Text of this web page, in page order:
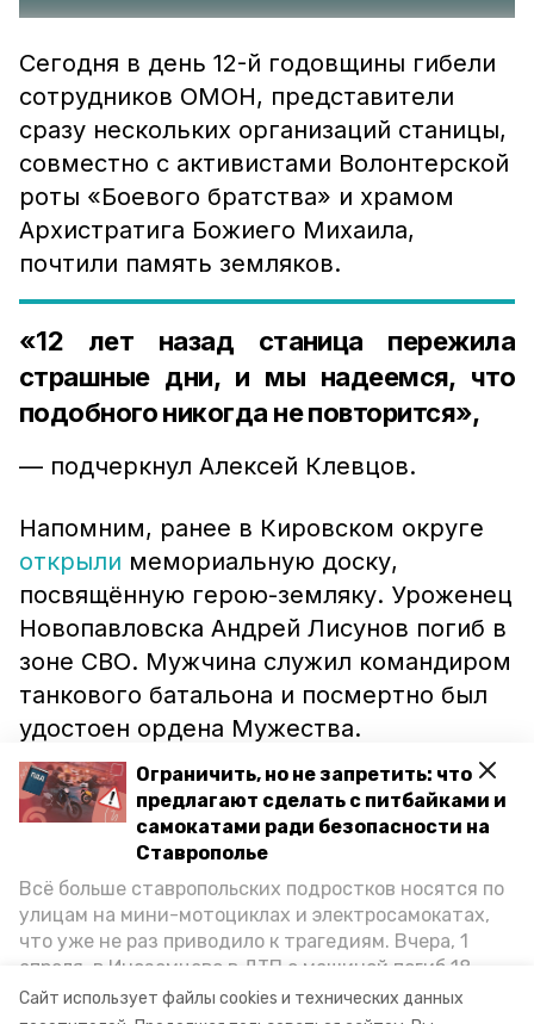
Сайт использует файлы cookies и технических данных
Ограничить, но не запретить: что
предлагают сделать с питбайками и
самокатами ради безопасности на
Ставрополье
Всё больше ставропольских подростков носятся по
улицам на мини-мотоциклах и электросамокатах,
что уже не раз приводило к трагедиям. Вчера, 1
апреля, в Иноземцево в ДТП с машиной погиб 18-
летний пассажир питбайка, катавшийся без шлема.
Сегодня в день 12-й годовщины гибели
сотрудников ОМОН, представители
сразу нескольких организаций станицы,
совместно с активистами Волонтерской
роты «Боевого братства» и храмом
Архистратига Божиего Михаила,
почтили память земляков.
«12 лет назад станица пережила
страшные дни, и мы надеемся, что
подобного никогда не повторится»,
— подчеркнул Алексей Клевцов.
Напомним, ранее в Кировском округе
открыли мемориальную доску,
посвящённую герою-земляку. Уроженец
Новопавловска Андрей Лисунов погиб в
зоне СВО. Мужчина служил командиром
танкового батальона и посмертно был
удостоен ордена Мужества.
Читайте также:
Офицер полиции из Москвы погиб в Кабардино-
На Ставрополье нашли и обезвредили гранату
времён Великой Отечественной войны